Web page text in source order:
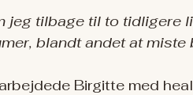
jeg tilbage til to tidligere
blandt andet at miste
Birgitte med